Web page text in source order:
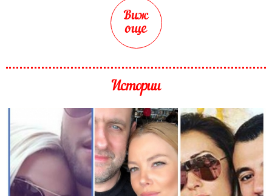
Виж
още
Истории